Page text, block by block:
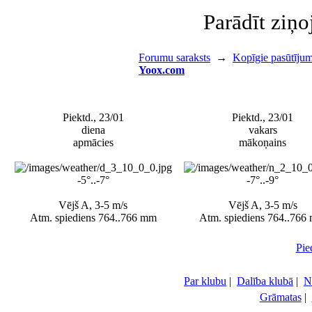
Parādīt
Forumu saraksts → Kopīgie
Yoox.com
Piektd., 23/01
diena
apmācies
-5°..-7°
Vējš A, 3-5 m/s
Atm. spiediens 764..766 mm
Piektd., 23/01
vakars
mākoņains
-7°..-9°
Vējš A, 3-5 m/s
Atm. spiediens 764..766
Par klubu | Dalība klubā |
Grāmatas|